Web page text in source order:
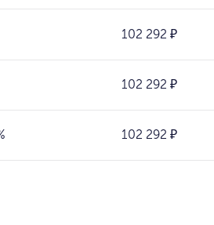
102 292 ₽
102 292 ₽
102 292 ₽